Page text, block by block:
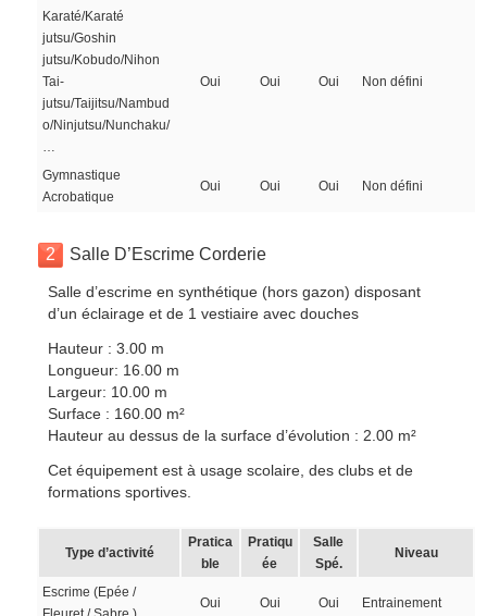
Karaté/Karaté
jutsu/Goshin
jutsu/Kobudo/Nihon
Tai-
jutsu/Taijitsu/Nambud
o/Ninjutsu/Nunchaku/
…
Oui Oui Oui Non défini
Gymnastique
Acrobatique
Oui Oui Oui Non défini
2 Salle D’Escrime Corderie
Salle d’escrime en synthétique (hors gazon) disposant
d’un éclairage et de 1 vestiaire avec douches
Hauteur : 3.00 m
Longueur: 16.00 m
Largeur: 10.00 m
Surface : 160.00 m²
Hauteur au dessus de la surface d’évolution : 2.00 m²
Cet équipement est à usage scolaire, des clubs et de
formations sportives.
Type d’activité
Pratica
ble
Pratiqu
ée
Salle
Spé.
Niveau
Escrime (Epée /
Oui Oui Oui Entrainement